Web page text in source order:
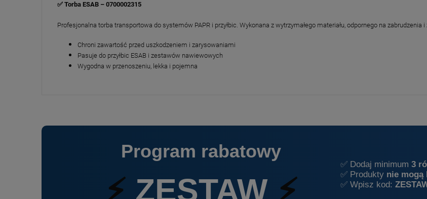
✅ Torba ESAB – 0700002315
Profesjonalna torba transportowa do systemów PAPR i przyłbic. Wykonana z wytrzymałego materiału, odpornego na zabrudzenia i
Chroni zawartość przed uszkodzeniem i zarysowaniami
Pasuje do przyłbic ESAB i zestawów nawiewowych
Wygodna w przenoszeniu, lekka i pojemna
Program rabatowy
⚡ ZESTAW⚡
✅ Dodaj minimum 3
✅ Produkty nie mogą
✅ Wpisz kod: